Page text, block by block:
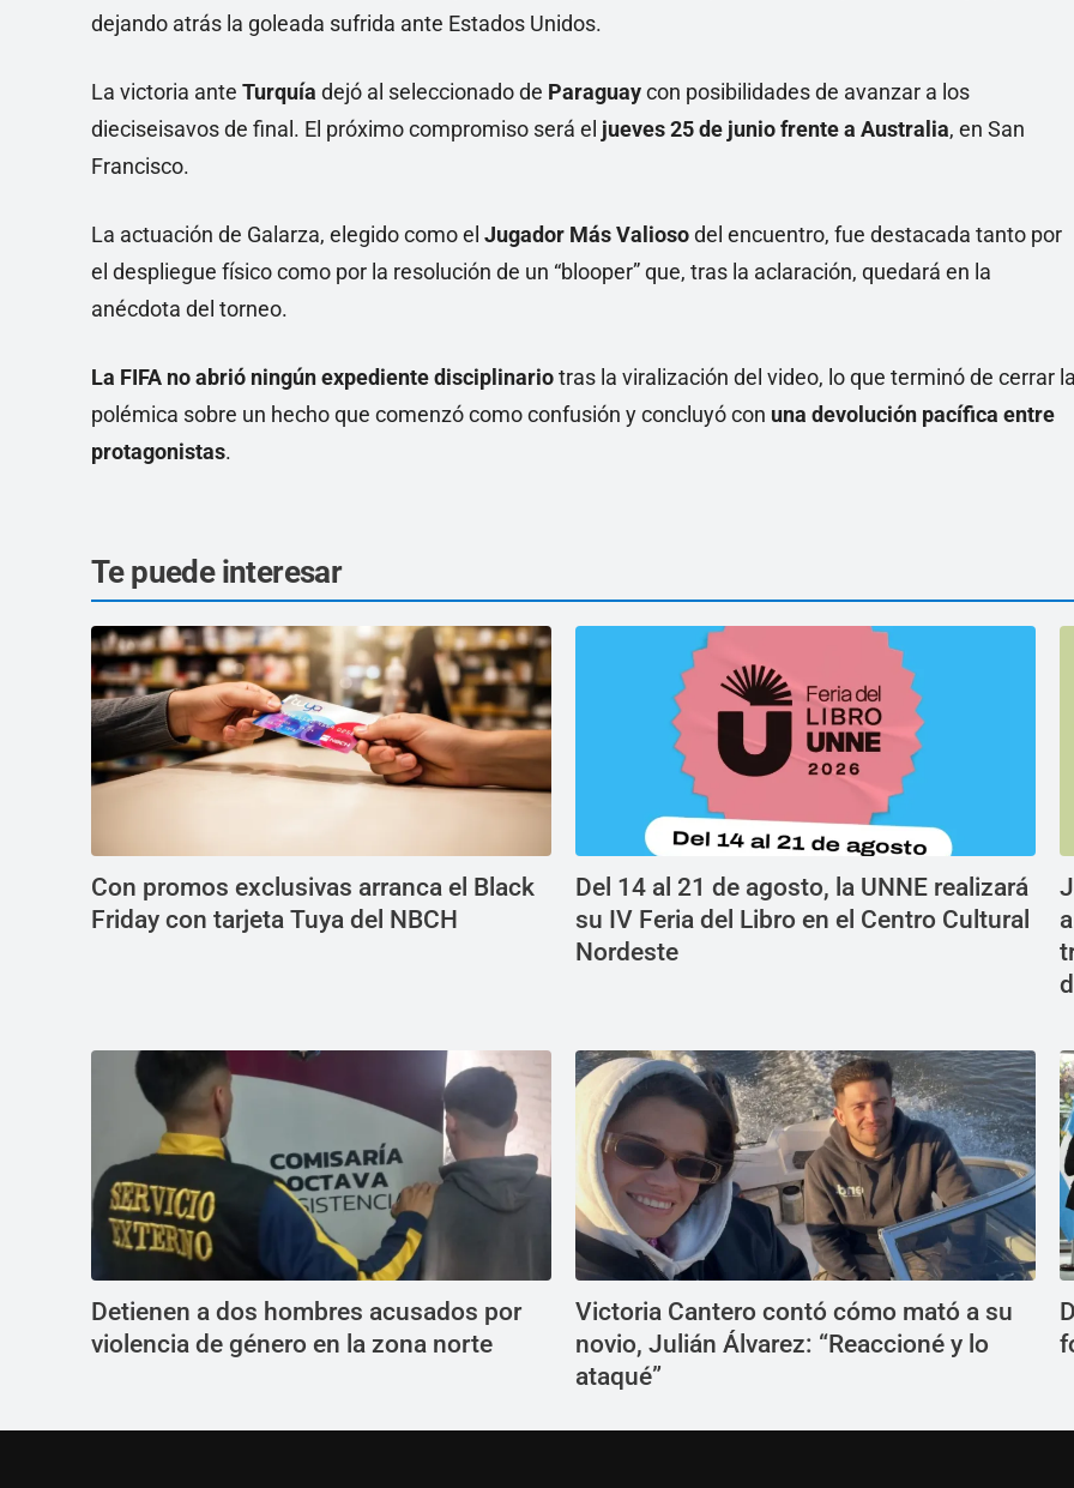
dejando atrás la goleada sufrida ante Estados Unidos.
La victoria ante Turquía dejó al seleccionado de Paraguaycon posibilidades de avanzar a los
dieciseisavos de final. El próximo compromiso será el jueves 25 de junio frente a Australia, en San
Francisco.
La actuación de Galarza, elegido como el Jugador Más Valiosodel encuentro, fue destacada tanto por
el despliegue físico como por la resolución de un “blooper” que, tras la aclaración, quedará en la
anécdota del torneo.
La FIFA no abrió ningún expediente disciplinariotras la viralización del video, lo que terminó de cerrar
polémica sobre un hecho que comenzó como confusión y concluyó con una devolución pacífica entre
protagonistas.
Te puede interesar
Con promos exclusivas arranca el Black
Friday con tarjeta Tuya del NBCH
Del 14 al 21 de agosto, la UNNE realizará
su IV Feria del Libro en el Centro Cultural
Nordeste
Detienen a dos hombres acusados por
violencia de género en la zona norte
Victoria Cantero contó cómo mató a su
novio, Julián Álvarez: “Reaccioné y lo
ataqué”